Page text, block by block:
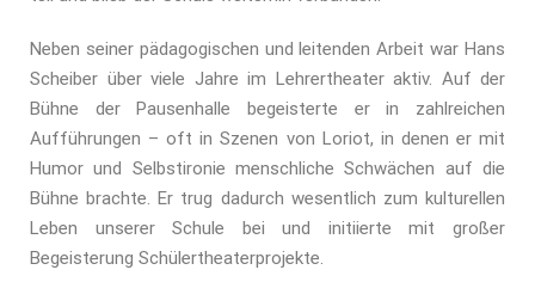
Neben seiner pädagogischen und leitenden Arbeit war Hans
Scheiber über viele Jahre im Lehrertheater aktiv. Auf der
Bühne der Pausenhalle begeisterte er in zahlreichen
Aufführungen – oft in Szenen von Loriot, in denen er mit
Humor und Selbstironie menschliche Schwächen auf die
Bühne brachte. Er trug dadurch wesentlich zum kulturellen
Leben unserer Schule bei und initiierte mit großer
Begeisterung Schülertheaterprojekte.